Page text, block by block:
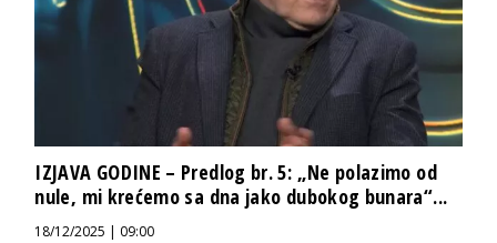
IZJAVA GODINE – Predlog br. 5: „Ne polazimo od
nule, mi krećemo sa dna jako dubokog bunara“...
18/12/2025 | 09:00